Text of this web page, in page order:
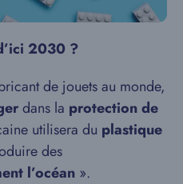
2030 ?
de jouets au monde,
dans la protection de
utilisera du plastique
des
l’océan ».